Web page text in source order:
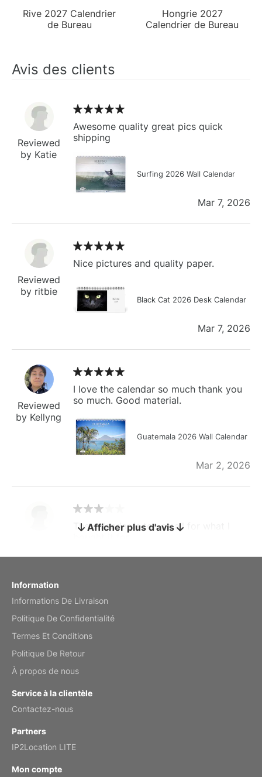
Rive 2027 Calendrier
de Bureau
Hongrie 2027
Calendrier de Bureau
Avis des clients
Reviewed
by Katie
Awesome quality great pics quick
shipping
Surfing 2026 Wall Calendar
Mar 7, 2026
Reviewed
by ritbie
Nice pictures and quality paper.
Black Cat 2026 Desk Calendar
Mar 7, 2026
Reviewed
by Kellyng
I love the calendar so much thank you
so much. Good material.
Guatemala 2026 Wall Calendar
Mar 2, 2026
by charles
The calendar is too small for what I
bought it for
Reviewed
by Anne
Afficher plus d'avis
Information
Informations De Livraison
Politique De Confidentialité
Termes Et Conditions
Politique De Retour
À propos de nous
Service à la clientèle
Contactez-nous
Partners
IP2Location LITE
Mon compte